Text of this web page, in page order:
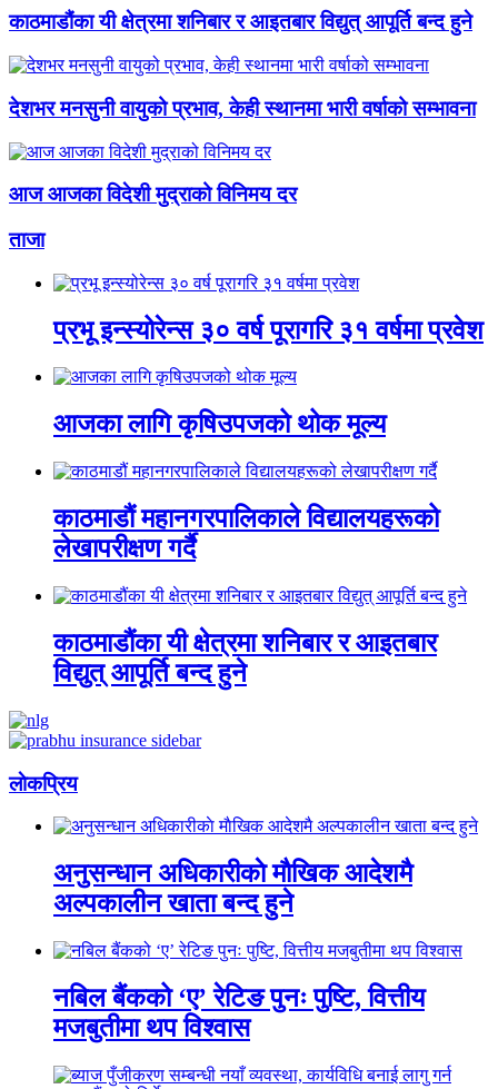
काठमाडौंका यी क्षेत्रमा शनिबार र आइतबार विद्युत् आपूर्ति बन्द हुने
देशभर मनसुनी वायुको प्रभाव, केही स्थानमा भारी वर्षाको सम्भावना
आज आजका विदेशी मुद्राको विनिमय दर
ताजा
प्रभू इन्स्योरेन्स ३० वर्ष पूरागरि ३१ वर्षमा प्रवेश
आजका लागि कृषिउपजको थोक मूल्य
काठमाडौं महानगरपालिकाले विद्यालयहरूको
लेखापरीक्षण गर्दै
काठमाडौंका यी क्षेत्रमा शनिबार र आइतबार
विद्युत् आपूर्ति बन्द हुने
लाेकप्रिय
अनुसन्धान अधिकारीकाे माैखिक आदेशमै
अल्पकालीन खाता बन्द हुने
नबिल बैंकको ‘ए’ रेटिङ पुनः पुष्टि, वित्तीय
मजबुतीमा थप विश्वास